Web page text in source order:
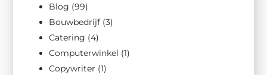
Blog (99)
Bouwbedrijf (3)
Catering (4)
Computerwinkel (1)
Copywriter (1)